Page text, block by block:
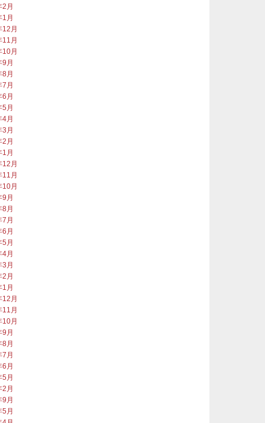
2月
1月
12月
11月
10月
9月
8月
7月
6月
5月
4月
3月
2月
1月
12月
11月
10月
9月
8月
7月
6月
5月
4月
3月
2月
1月
12月
11月
10月
9月
8月
7月
6月
5月
2月
9月
5月